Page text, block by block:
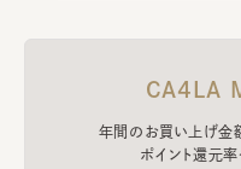
CA4LA
年間のお買い上げ金
ポイント還元率